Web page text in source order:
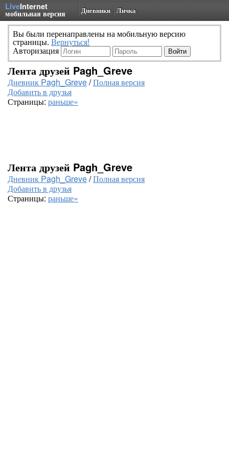
LiveInternet
мобильная версия Дневники Личка
Вы были перенаправлены на мобильную версию
страницы. Вернуться!
Авторизация
Лента друзей Pagh_Greve
Дневник Pagh_Greve/Полная версия
Добавить в друзья
Страницы: раньше»
Лента друзей Pagh_Greve
Дневник Pagh_Greve/Полная версия
Добавить в друзья
Страницы: раньше»